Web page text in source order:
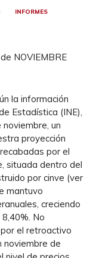
INFORMES
NOVIEMBRE
la información
Estadística (INE),
un
proyección
por el
situada dentro del
por cinve (ver
mantuvo
creciendo
No
el retroactivo
noviembre de